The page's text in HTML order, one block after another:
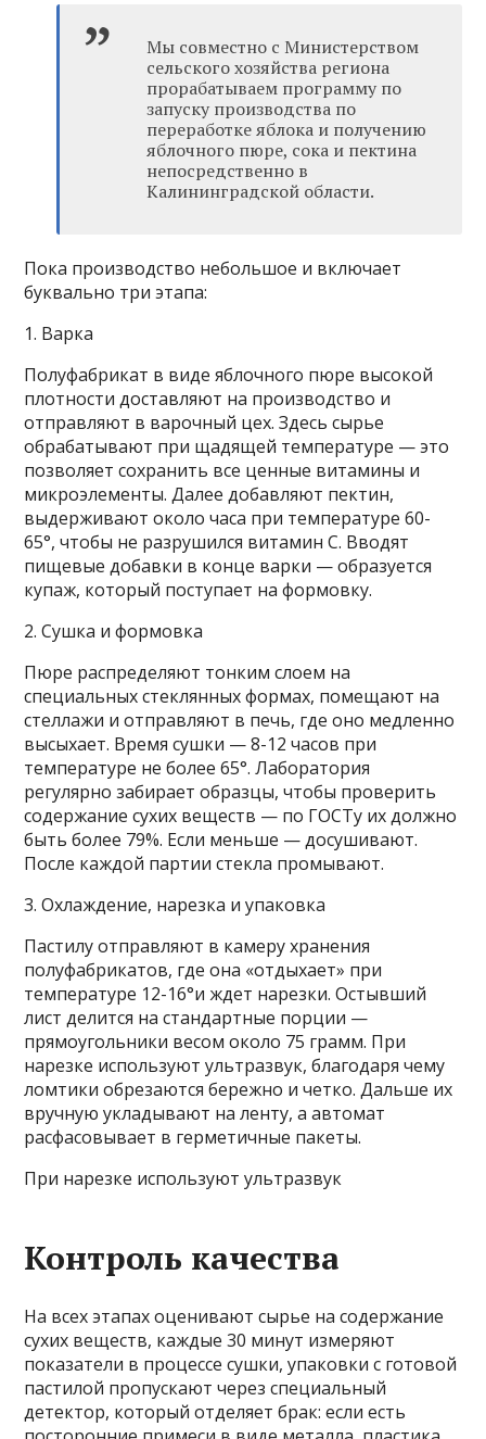
Мы совместно с Министерством
сельского хозяйства региона
прорабатываем программу по
запуску производства по
переработке яблока и получению
яблочного пюре, сока и пектина
непосредственно в
Калининградской области.
Пока производство небольшое и включает
буквально три этапа:
1. Варка
Полуфабрикат в виде яблочного пюре высокой
плотности доставляют на производство и
отправляют в варочный цех. Здесь сырье
обрабатывают при щадящей температуре — это
позволяет сохранить все ценные витамины и
микроэлементы. Далее добавляют пектин,
выдерживают около часа при температуре 60-
65°, чтобы не разрушился витамин С. Вводят
пищевые добавки в конце варки — образуется
купаж, который поступает на формовку.
2. Сушка и формовка
Пюре распределяют тонким слоем на
специальных стеклянных формах, помещают на
стеллажи и отправляют в печь, где оно медленно
высыхает. Время сушки — 8-12 часов при
температуре не более 65°. Лаборатория
регулярно забирает образцы, чтобы проверить
содержание сухих веществ — по ГОСТу их должно
быть более 79%. Если меньше — досушивают.
После каждой партии стекла промывают.
3. Охлаждение, нарезка и упаковка
Пастилу отправляют в камеру хранения
полуфабрикатов, где она «отдыхает» при
температуре 12-16°и ждет нарезки. Остывший
лист делится на стандартные порции —
прямоугольники весом около 75 грамм. При
нарезке используют ультразвук, благодаря чему
ломтики обрезаются бережно и четко. Дальше их
вручную укладывают на ленту, а автомат
расфасовывает в герметичные пакеты.
При нарезке используют ультразвук
Контроль качества
На всех этапах оценивают сырье на содержание
сухих веществ, каждые 30 минут измеряют
показатели в процессе сушки, упаковки с готовой
пастилой пропускают через специальный
детектор, который отделяет брак: если есть